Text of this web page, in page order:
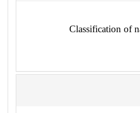
Classification of